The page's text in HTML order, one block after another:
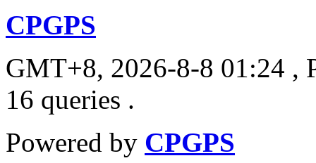
CPGPS
GMT+8, 2026-8-8 01:24 ,
16 queries .
Powered by CPGPS